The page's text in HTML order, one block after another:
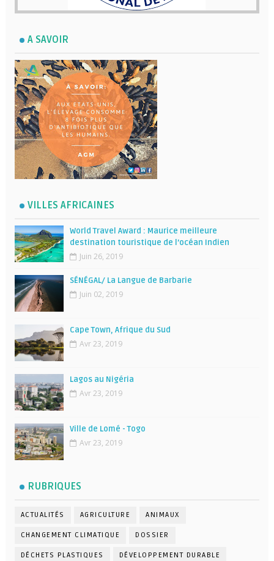
A SAVOIR
VILLES AFRICAINES
World Travel Award : Maurice meilleure
destination touristique de l’océan Indien
Juin 26, 2019
SÉNÉGAL/ La Langue de Barbarie
Juin 02, 2019
Cape Town, Afrique du Sud
Avr 23, 2019
Lagos au Nigéria
Avr 23, 2019
Ville de Lomé - Togo
Avr 23, 2019
RUBRIQUES
ACTUALITÉS AGRICULTURE ANIMAUX
CHANGEMENT CLIMATIQUE DOSSIER
DÉCHETS PLASTIQUES DÉVELOPPEMENT DURABLE